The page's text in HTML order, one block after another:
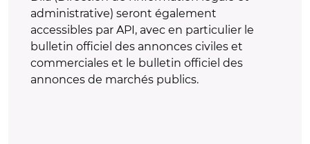
administrative) seront également
accessibles par API, avec en particulier le
bulletin officiel des annonces civiles et
commerciales et le bulletin officiel des
annonces de marchés publics.